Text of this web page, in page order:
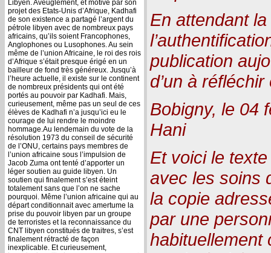
Libyen. Aveuglement, et motivé par son
projet des Etats-Unis d’Afrique, Kadhafi
de son existence a partagé l’argent du
pétrole libyen avec de nombreux pays
africains, qu’ils soient Francophones,
Anglophones ou Lusophones. Au sein
même de l’union Africaine, le roi des rois
d’Afrique s’était presque érigé en un
bailleur de fond très généreux. Jusqu’à
l’heure actuelle, il existe sur le continent
de nombreux présidents qui ont été
portés au pouvoir par Kadhafi. Mais,
curieusement, même pas un seul de ces
élèves de Kadhafi n’a jusqu’ici eu le
courage de lui rendre le moindre
hommage.Au lendemain du vote de la
résolution 1973 du conseil de sécurité
de l’ONU, certains pays membres de
l’union africaine sous l’impulsion de
Jacob Zuma ont tenté d’apporter un
léger soutien au guide libyen. Un
soutien qui finalement s’est éteint
totalement sans que l’on ne sache
pourquoi. Même l’union africaine qui au
départ conditionnait avec amertume la
prise du pouvoir libyen par un groupe
de terroristes et la reconnaissance du
CNT libyen constitués de traitres, s’est
finalement rétracté de façon
inexplicable. Et curieusement,
En attendant
publication
d’un à
Bobigny, le 04
Hani
Et voici le
avec les soins
la copie
par une
habituellement